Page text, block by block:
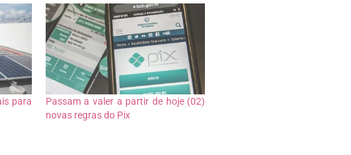
para
Passam a valer a partir de hoje (02)
novas regras do Pix